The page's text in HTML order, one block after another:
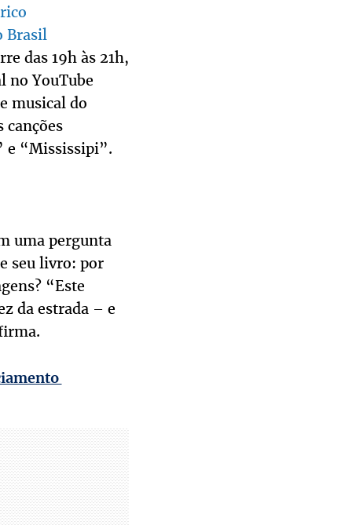
Brasil
das 19h às 21h,
no YouTube
musical do
e “Mississipi”.
uma pergunta
seu livro: por
“Este
da estrada – e